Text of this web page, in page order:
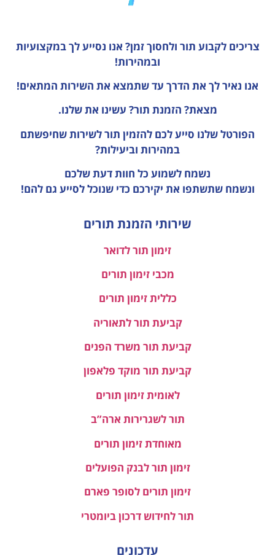
צריכים לקבוע תור ולחסוך זמן? אנו נסייע לך במקצועיות
ובמהירות!
אנו נאיר לך את הדרך עד שתמצא את השירות המתאים!
מצאת? הזמנת תור? עשינו את שלנו.
הפורטל שלנו סייע לכם להזמין תור לשירות שחיפשתם
במהירות וביעילות?
נשמח לשמוע כל חוות דעתשלכם
ונשמח שתשתפו את יקירכם כדי שנוכל לסייע גם להם!
שירותי הזמנת תורים
זימון תור לדואר
מכבי זימון תורים
כללית זימון תורים
קביעת תור לתאוריה
קביעת תור משרד הפנים
קביעת תור מוקד פלאפון
לאומית זימון תורים
תור לשגרירות ארה”ב
מאוחדת זימון תורים
זימון תור לבנק הפועלים
זימון תורים לסופר פארם
תור לחידוש דרכון ביומטרי
עדכונים